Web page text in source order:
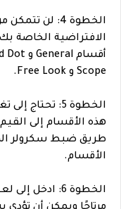
الخطوة 4: لن
الافتراضية
Scope و Free Look.
الخطوة 5:
هذه الأقسام إلى
طريق ضبط سكرولر
الأقسام.
الخطوة 6: